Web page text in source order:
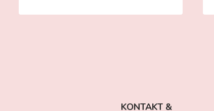
KONTAKT &